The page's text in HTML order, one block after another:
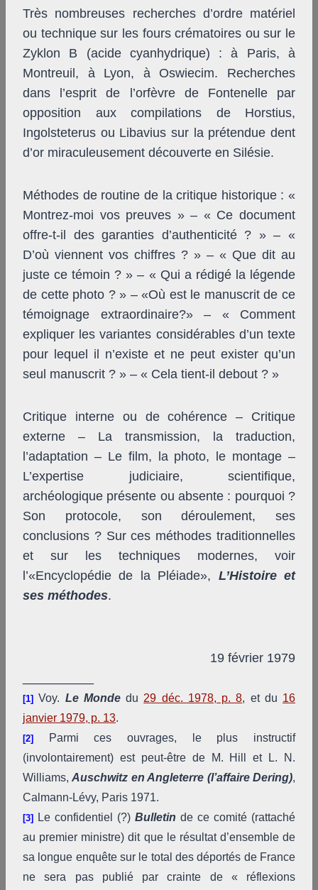
Très nombreuses recherches d’ordre matériel
ou technique sur les fours crématoires ou sur le
Zyklon B (acide cyanhydrique) : à Paris, à
Montreuil, à Lyon, à Oswiecim. Recherches
dans l’esprit de l’orfèvre de Fontenelle par
opposition aux compilations de Horstius,
Ingolsteterus ou Libavius sur la prétendue dent
d’or miraculeusement découverte en Silésie.
Méthodes de routine de la critique historique : «
Montrez-moi vos preuves » – « Ce document
offre-t-il des garanties d’authenticité ? » – «
D’où viennent vos chiffres ? » – « Que dit au
juste ce témoin ? » – « Qui a rédigé la légende
de cette photo ? » – «Où est le manuscrit de ce
témoignage extraordinaire?» – « Comment
expliquer les variantes considérables d’un texte
pour lequel il n’existe et ne peut exister qu’un
seul manuscrit ? » – « Cela tient-il debout ? »
Critique interne ou de cohérence – Critique
externe – La transmission, la traduction,
l’adaptation – Le film, la photo, le montage –
L’expertise judiciaire, scientifique,
archéologique présente ou absente : pourquoi ?
Son protocole, son déroulement, ses
conclusions ? Sur ces méthodes traditionnelles
et sur les techniques modernes, voir
l’«Encyclopédie de la Pléiade», L’Histoire et
ses méthodes.
19 février 1979
[1] Voy. Le Mondedu 29 déc. 1978, p. 8, et du 16
janvier 1979, p. 13.
[2]
Parmi ces ouvrages, le plus instructif
(involontairement) est peut-être de M. Hill et L. N.
Williams,Auschwitz en Angleterre (l’affaire Dering),
Calmann-Lévy, Paris 1971.
[3] Le confidentiel (?) Bulletin de ce comité (rattaché
au premier ministre) dit que le résultat d’ensemble de
sa longue enquête sur le total des déportés de France
ne sera pas publié par crainte de « réflexions